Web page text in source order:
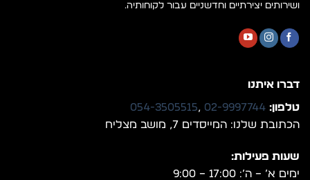
ושירותים יצירתיים וחדשניים עבור לקוחותיה.
דברו איתנו
טלפון: 02-9997744
,
054-3505515
הכתובת שלנו: המייסדים 7, מושב מצליח
שעות פעילות:
ימים א’ – ה’: 17:00 – 9:00